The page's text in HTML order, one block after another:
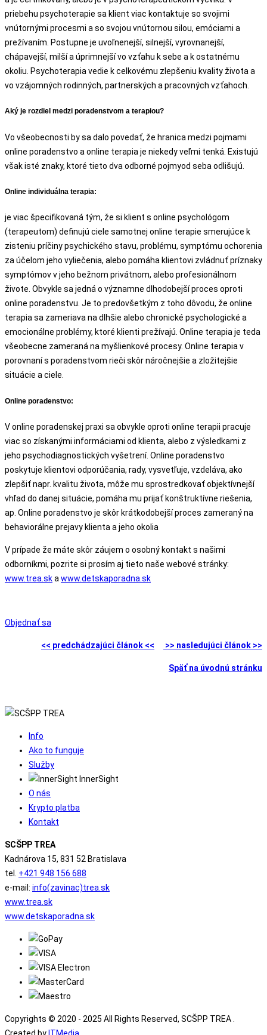
priebehu psychoterapie sa klient viac kontaktuje so svojimi
vnútornými procesmi a so svojou vnútornou silou, emóciami a
prežívaním. Postupne je uvoľnenejší, silnejší, vyrovnanejší,
chápavejší, milší a úprimnejší vo vzťahu k sebe a k ostatnému
okoliu. Psychoterapia vedie k celkovému zlepšeniu kvality života a
vo vzájomných rodinných, partnerských a pracovných vzťahoch.
Aký je rozdiel medzi poradenstvom a terapiou?
Vo všeobecnosti by sa dalo povedať, že hranica medzi pojmami
online poradenstvo a online terapia je niekedy veľmi tenká. Existujú
však isté znaky, ktoré tieto dva odborné pojmyod seba odlišujú.
Online individuálna terapia:
je viac špecifikovaná tým, že si klient s online psychológom
(terapeutom) definujú ciele samotnej online terapie smerujúce k
zisteniu príčiny psychického stavu, problému, symptómu ochorenia
za účelom jeho vyliečenia, alebo pomáha klientovi zvládnuť príznaky
symptómov v jeho bežnom privátnom, alebo profesionálnom
živote. Obvykle sa jedná o významne dlhodobejší proces oproti
online poradenstvu. Je to predovšetkým z toho dôvodu, že online
terapia sa zameriava na dlhšie alebo chronické psychologické a
emocionálne problémy, ktoré klienti prežívajú. Online terapia je teda
všeobecne zameraná na myšlienkové procesy. Online terapia v
porovnaní s poradenstvom rieči skôr náročnejšie a zložitejšie
situácie a ciele.
Online poradenstvo:
V online poradenskej praxi sa obvykle oproti online terapii pracuje
viac so získanými informáciami od klienta, alebo z výsledkami z
jeho psychodiagnostických vyšetrení. Online poradenstvo
poskytuje klientovi odporúčania, rady, vysvetľuje, vzdeláva, ako
zlepšiť napr. kvalitu života, môže mu sprostredkovať objektívnejší
vhľad do danej situácie, pomáha mu prijať konštruktívne riešenia,
ap. Online poradenstvo je skôr krátkodobejší proces zameraný na
behaviorálne prejavy klienta a jeho okolia
V prípade že máte skôr záujem o osobný kontakt s našimi
odborníkmi, pozrite si prosím aj tieto naše webové stránky:
www.trea.ska www.detskaporadna.sk
Objednať sa
<< predchádzajúci článok << >> nasledujúci článok >>
Späť na úvodnú stránku
Info
Ako to funguje
Služby
InnerSight
O nás
Krypto platba
Kontakt
SCŠPP TREA
Kadnárova 15, 831 52 Bratislava
tel. +421 948 156 688
e-mail: info(zavinac)trea.sk
www.trea.sk
www.detskaporadna.sk
Copyrights © 2020 - 2025 All Rights Reserved, SCŠPP TREA .